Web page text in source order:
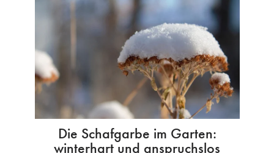
Die Schafgarbe im Garten:
winterhart und anspruchslos